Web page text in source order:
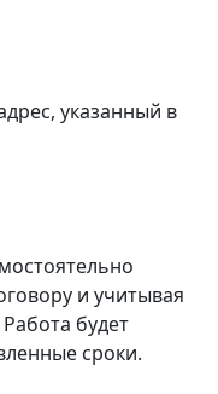
указанный в
и учитывая
будет
сроки.